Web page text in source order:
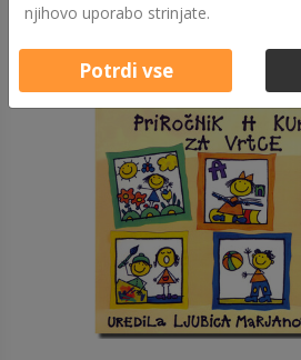
njihovo uporabo strinjate.
Potrdi vse